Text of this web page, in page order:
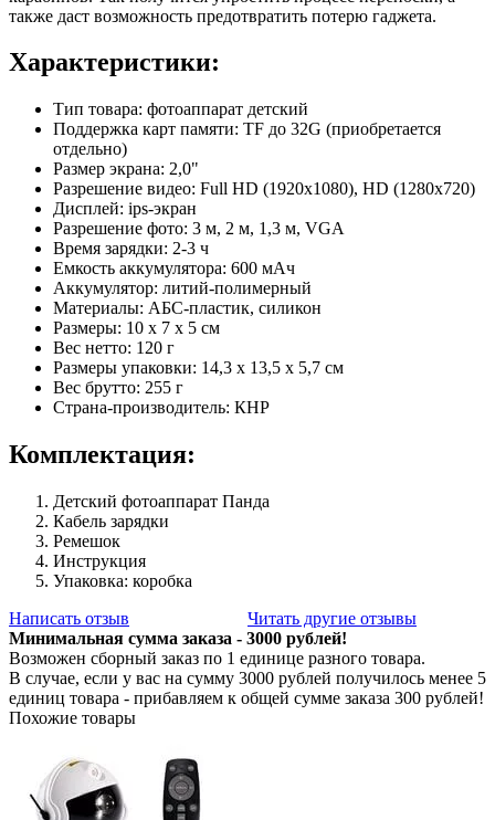
также даст возможность предотвратить потерю гаджета.
Характеристики:
Тип товара: фотоаппарат детский
Поддержка карт памяти: TF до 32G (приобретается
отдельно)
Размер экрана: 2,0"
Разрешение видео: Full HD (1920x1080), HD (1280x720)
Дисплей: ips-экран
Разрешение фото: 3 м, 2 м, 1,3 м, VGA
Время зарядки: 2-3 ч
Емкость аккумулятора: 600 мАч
Аккумулятор: литий-полимерный
Материалы: АБС-пластик, силикон
Размеры: 10 х 7 х 5 см
Вес нетто: 120 г
Размеры упаковки: 14,3 х 13,5 х 5,7 см
Вес брутто: 255 г
Страна-производитель: КНР
Комплектация:
Детский фотоаппарат Панда
Кабель зарядки
Ремешок
Инструкция
Упаковка: коробка
Написать отзыв
Читать другие отзывы
Минимальная сумма заказа - 3000 рублей!
Возможен сборный заказ по 1 единице разного товара.
В случае, если у вас на сумму 3000 рублей получилось менее 5
единиц товара - прибавляем к общей сумме заказа 300 рублей!
Похожие товары